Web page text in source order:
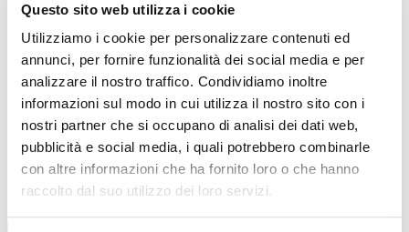
Questo sito web utilizza i cookie
Utilizziamo i cookie per personalizzare contenuti ed
annunci, per fornire funzionalità dei social media e per
analizzare il nostro traffico. Condividiamo inoltre
informazioni sul modo in cui utilizza il nostro sito con i
nostri partner che si occupano di analisi dei dati web,
pubblicità e social media, i quali potrebbero combinarle
con altre informazioni che ha fornito loro o che hanno
raccolto dal suo utilizzo dei loro servizi.
TUTTE LE CATEGORIE DEL MAGAZINE